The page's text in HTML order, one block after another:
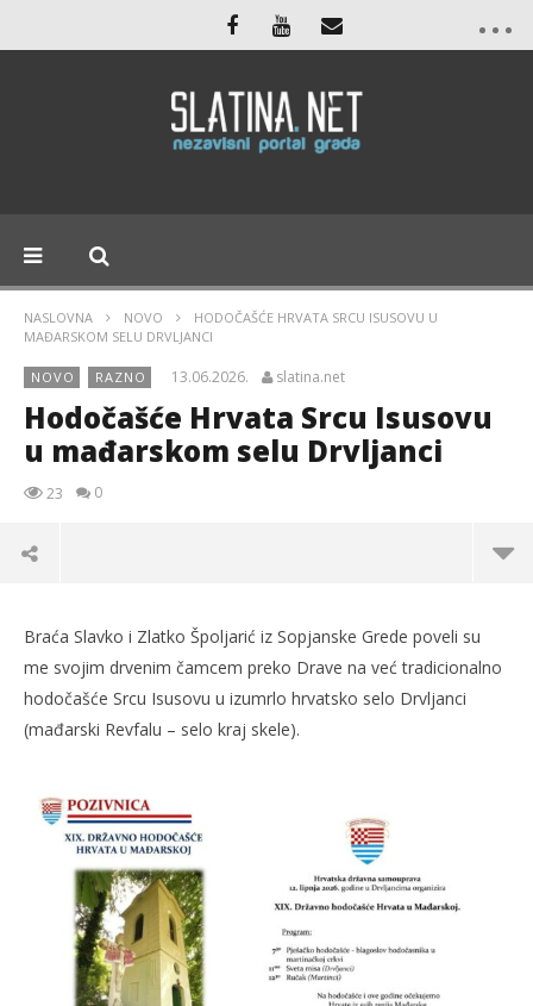
NASLOVNA NOVO
HODOČAŠĆE HRVATA SRCU ISUSOVU U
MAĐARSKOM SELU DRVLJANCI
NOVO RAZNO 13.06.2026. slatina.net
Hodočašće Hrvata Srcu Isusovu
u mađarskom selu Drvljanci
23 0
TRENUTNO OTVORENO
Hodočašće Hrvata Srcu Isusovu u mađarskom
selu Drvljanci
Braća Slavko i Zlatko Špoljarić iz Sopjanske Grede poveli su
me svojim drvenim čamcem preko Drave na već tradicionalno
hodočašće Srcu Isusovu u izumrlo hrvatsko selo Drvljanci
(mađarski Revfalu – selo kraj skele).